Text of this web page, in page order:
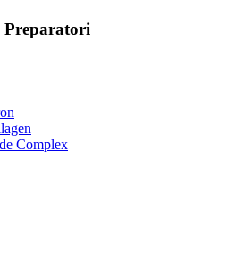
Preparatori
Complex